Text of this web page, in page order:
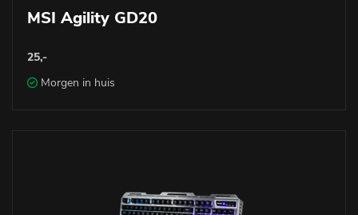
MSI Agility GD20
25,-
Morgen in huis